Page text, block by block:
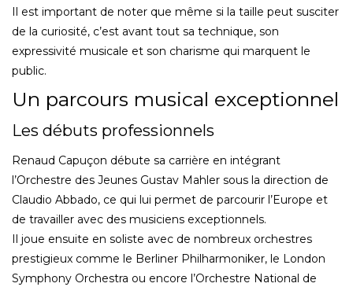
Il est important de noter que même si la taille peut susciter
de la curiosité, c’est avant tout sa technique, son
expressivité musicale et son charisme qui marquent le
public.
Un parcours musical exceptionnel
Les débuts professionnels
Renaud Capuçon débute sa carrière en intégrant
l’Orchestre des Jeunes Gustav Mahler sous la direction de
Claudio Abbado, ce qui lui permet de parcourir l’Europe et
de travailler avec des musiciens exceptionnels.
Il joue ensuite en soliste avec de nombreux orchestres
prestigieux comme le Berliner Philharmoniker, le London
Symphony Orchestra ou encore l’Orchestre National de